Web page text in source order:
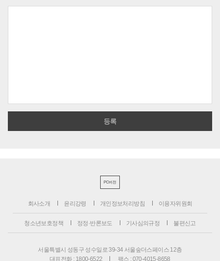
PC버전
회사소개 윤리강령 개인정보처리방침 이용자위원회
청소년보호정책 정정·반론보도 기사심의규정 불편신고
서울특별시 성동구 성수일로 39-34 서울숲더스페이스 12층
대표전화 : 1800-6522
팩스 : 070-4015-8658